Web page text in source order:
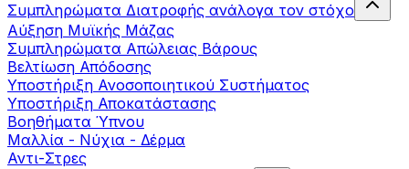
Συμπληρώματα Διατροφής ανάλογα τον στόχο
Αύξηση Μυϊκής Μάζας
Συμπληρώματα Aπώλειας Βάρους
Βελτίωση Απόδοσης
Υποστήριξη Ανοσοποιητικού Συστήματος
Yποστήριξη Αποκατάστασης
Βοηθήματα Ύπνου
Μαλλία - Νύχια - Δέρμα
Αντι-Στρες